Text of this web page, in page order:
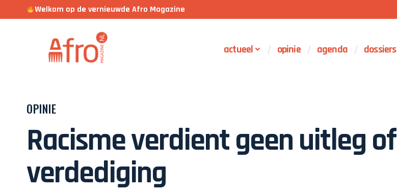
Welkom op de vernieuwde Afro Magazine
actueel opinie agenda dossiers
OPINIE
Racisme verdient geen uitleg of
verdediging